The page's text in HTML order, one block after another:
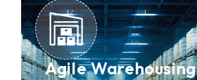
Agile Warehousing